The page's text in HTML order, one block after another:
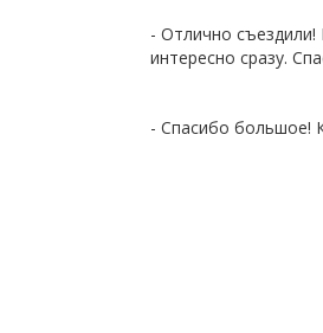
- Отлично
интересно сразу.
- Спасибо большое!